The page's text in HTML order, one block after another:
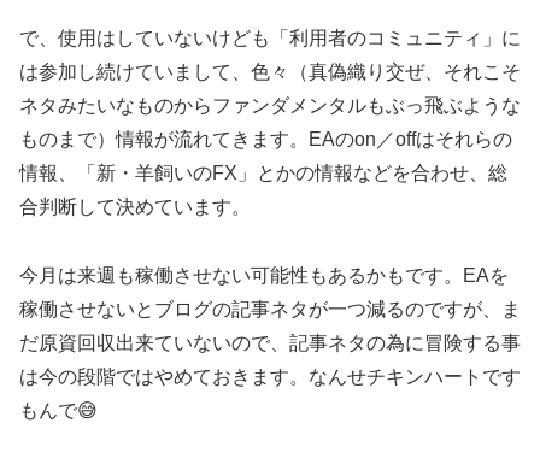
で、使用はしていないけども「利用者のコミュニティ」に
は参加し続けていまして、色々（真偽織り交ぜ、それこそ
ネタみたいなものからファンダメンタルもぶっ飛ぶような
ものまで）情報が流れてきます。EAのon／offはそれらの
情報、「新・羊飼いのFX」とかの情報などを合わせ、総
合判断して決めています。
今月は来週も稼働させない可能性もあるかもです。EAを
稼働させないとブログの記事ネタが一つ減るのですが、ま
だ原資回収出来ていないので、記事ネタの為に冒険する事
は今の段階ではやめておきます。なんせチキンハートです
もんで😅